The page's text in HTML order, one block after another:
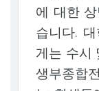
에 대한
습니다.
게는 수시
생부종합